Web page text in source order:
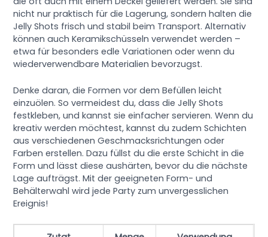
nicht nur praktisch für die Lagerung, sondern halten die
Jelly Shots frisch und stabil beim Transport. Alternativ
können auch Keramikschüsseln verwendet werden –
etwa für besonders edle Variationen oder wenn du
wiederverwendbare Materialien bevorzugst.
Denke daran, die Formen vor dem Befüllen leicht
einzuölen. So vermeidest du, dass die Jelly Shots
festkleben, und kannst sie einfacher servieren. Wenn du
kreativ werden möchtest, kannst du zudem Schichten
aus verschiedenen Geschmacksrichtungen oder
Farben erstellen. Dazu füllst du die erste Schicht in die
Form und lässt diese aushärten, bevor du die nächste
Lage aufträgst. Mit der geeigneten Form- und
Behälterwahl wird jede Party zum unvergesslichen
Ereignis!